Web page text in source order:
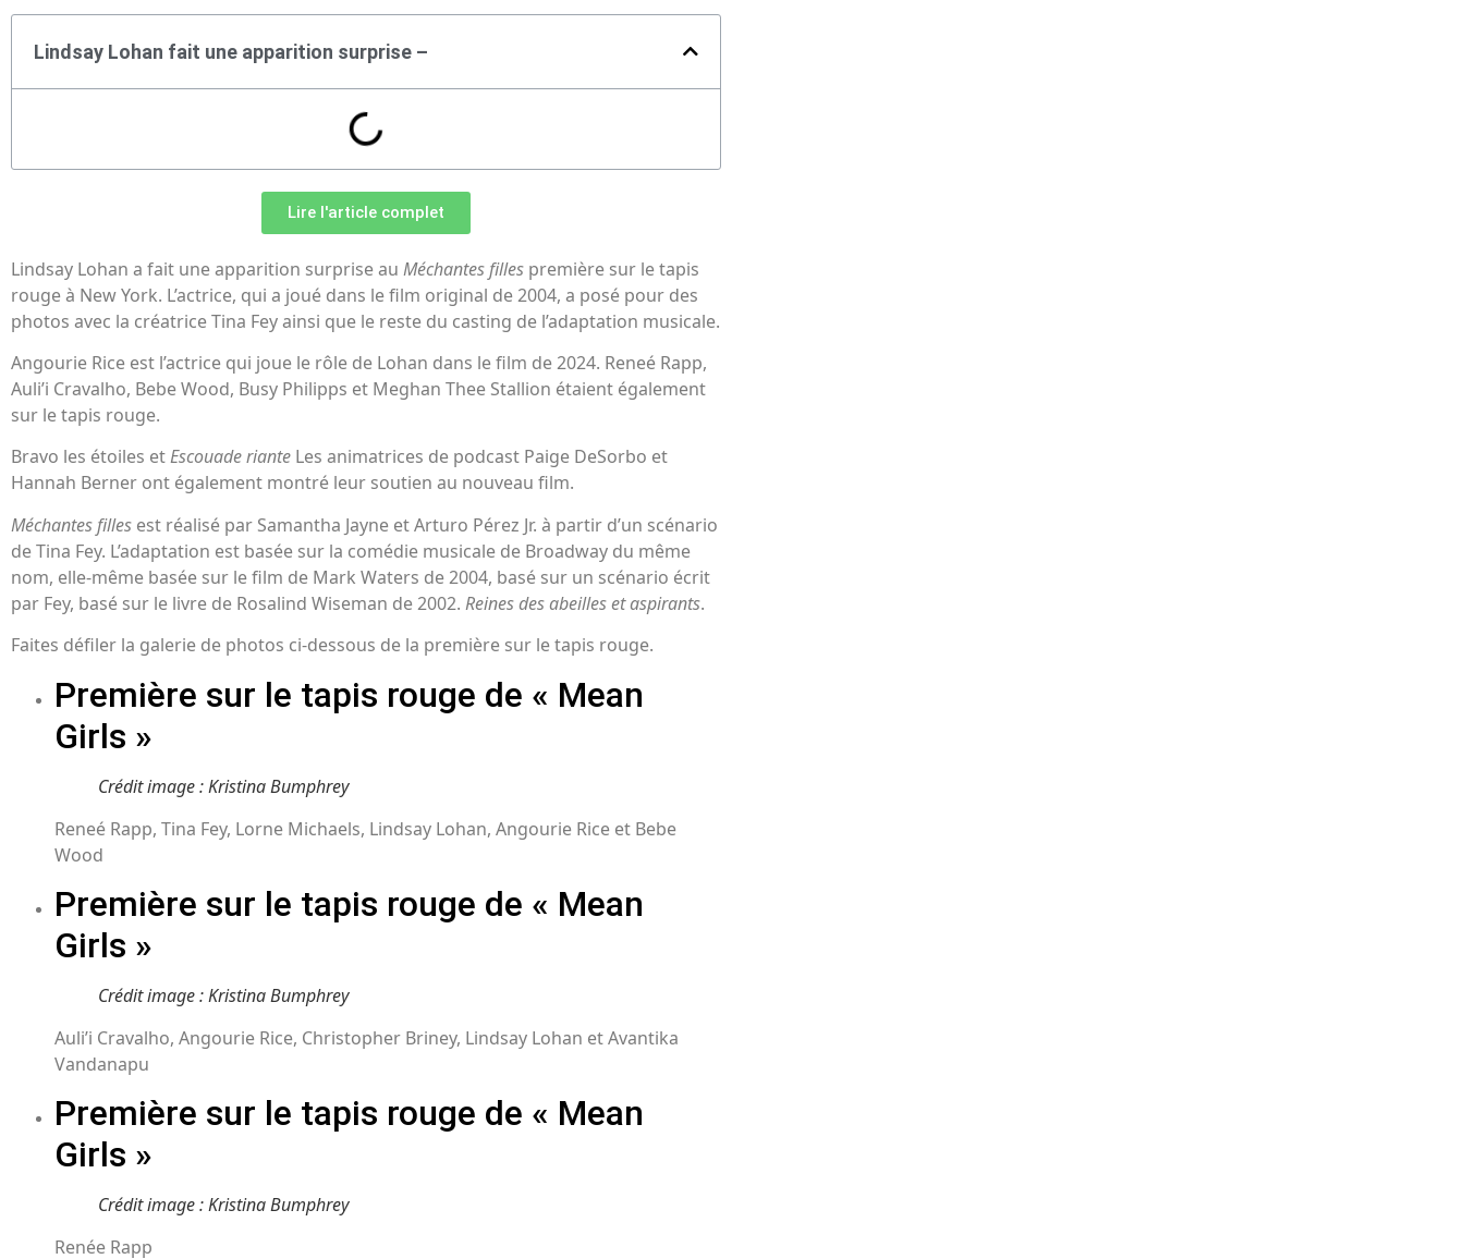
Lindsay Lohan fait une apparition surprise –
Lire l'article complet
Lindsay Lohan a fait une apparition surprise au Méchantes filles première sur le tapis
rouge à New York. L’actrice, qui a joué dans le film original de 2004, a posé pour des
photos avec la créatrice Tina Fey ainsi que le reste du casting de l’adaptation musicale.
Angourie Rice est l’actrice qui joue le rôle de Lohan dans le film de 2024. Reneé Rapp,
Auli’i Cravalho, Bebe Wood, Busy Philipps et Meghan Thee Stallion étaient également
sur le tapis rouge.
Bravo les étoiles etEscouade riante Les animatrices de podcast Paige DeSorbo et
Hannah Berner ont également montré leur soutien au nouveau film.
Méchantes filles est réalisé par Samantha Jayne et Arturo Pérez Jr. à partir d’un scénario
de Tina Fey. L’adaptation est basée sur la comédie musicale de Broadway du même
nom, elle-même basée sur le film de Mark Waters de 2004, basé sur un scénario écrit
par Fey, basé sur le livre de Rosalind Wiseman de 2002. Reines des abeilles et aspirants.
Faites défiler la galerie de photos ci-dessous de la première sur le tapis rouge.
Première sur le tapis rouge de « Mean
Girls »
Crédit image : Kristina Bumphrey
Reneé Rapp, Tina Fey, Lorne Michaels, Lindsay Lohan, Angourie Rice et Bebe
Wood
Première sur le tapis rouge de « Mean
Girls »
Crédit image : Kristina Bumphrey
Auli’i Cravalho, Angourie Rice, Christopher Briney, Lindsay Lohan et Avantika
Vandanapu
Première sur le tapis rouge de « Mean
Girls »
Crédit image : Kristina Bumphrey
Renée Rapp